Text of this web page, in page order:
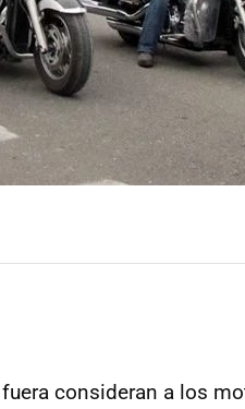
consideran a los